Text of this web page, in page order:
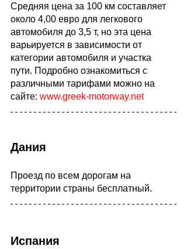
Средняя цена за 100 км составляет
около 4,00 евро для легкового
автомобиля до 3,5 т, но эта цена
варьируется в зависимости от
категории автомобиля и участка
пути. Подробно ознакомиться с
различными тарифами можно на
сайте: www.greek-motorway.net
Дания
Проезд по всем дорогам на
территории страны бесплатный.
Испания